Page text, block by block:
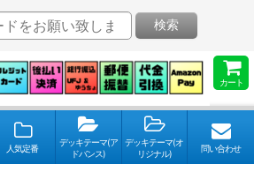
カート
検索
人気定番
デッキテーマ(ア
ドバンス)
デッキテーマ(オ
リジナル)
問い合わせ